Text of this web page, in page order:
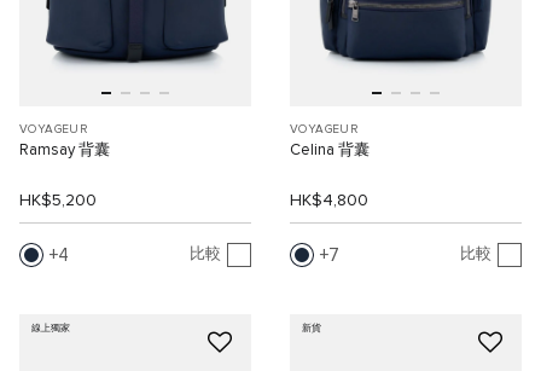
VOYAGEUR
Ramsay 背囊
HK$5,200
4 比較
VOYAGEUR
Celina 背囊
HK$4,800
7 比較
線上獨家 新貨